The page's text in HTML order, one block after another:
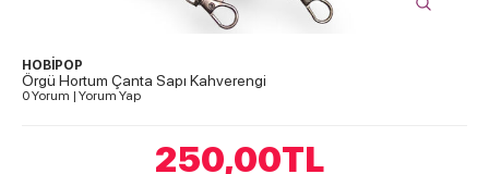
HOBİPOP
Örgü Hortum Çanta Sapı Kahverengi
0 Yorum | Yorum Yap
250,00TL